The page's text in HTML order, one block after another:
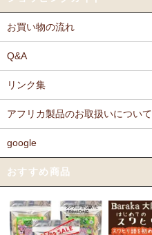
お買い物の流れ
Q&A
リンク集
アフリカ製品のお取扱いについて
google
おすすめ商品